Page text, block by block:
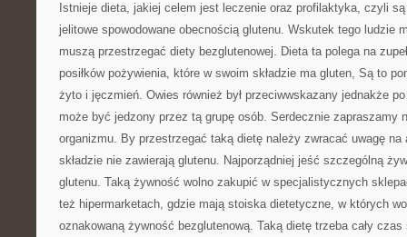
Istnieje dieta, jakiej celem jest leczenie oraz profilaktyka, czyli
jelitowe spowodowane obecnością glutenu. Wskutek tego ludzie
muszą przestrzegać diety bezglutenowej. Dieta ta polega na
posiłków pożywienia, które w swoim składzie ma gluten, Są to
żyto i jęczmień. Owies również był przeciwwskazany jednakże
może być jedzony przez tą grupę osób. Serdecznie zapraszamy
organizmu. By przestrzegać taką dietę należy zwracać uwagę na
składzie nie zawierają glutenu. Najporządniej jeść szczególną
glutenu. Taką żywność wolno zakupić w specjalistycznych
też hipermarketach, gdzie mają stoiska dietetyczne, w których
oznakowaną żywność bezglutenową. Taką dietę trzeba cały